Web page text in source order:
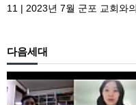
11 | 2023년 7월 군포 교회와
다음세대
2022
년